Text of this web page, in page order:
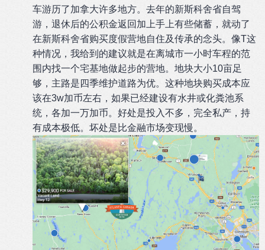
车游历了加拿大许多地方。去年的新斯科舍省自驾
游，退休后的公积金返回加上手上有些储蓄，就动了
在新斯科舍省购买度假营地自住及传承的念头。像T这
种情况，我给到的建议就是在离城市一小时车程的范
围内找一个宅基地做起步的营地。地块大小10亩足
够，主路是四季维护道路为优。这种地块购买成本应
该在3w加币左右，如果已经建设有水井或化粪池系
统，各加一万加币。好处是投入不多，完全私产，持
有成本极低。坏处是比金融市场变现慢。